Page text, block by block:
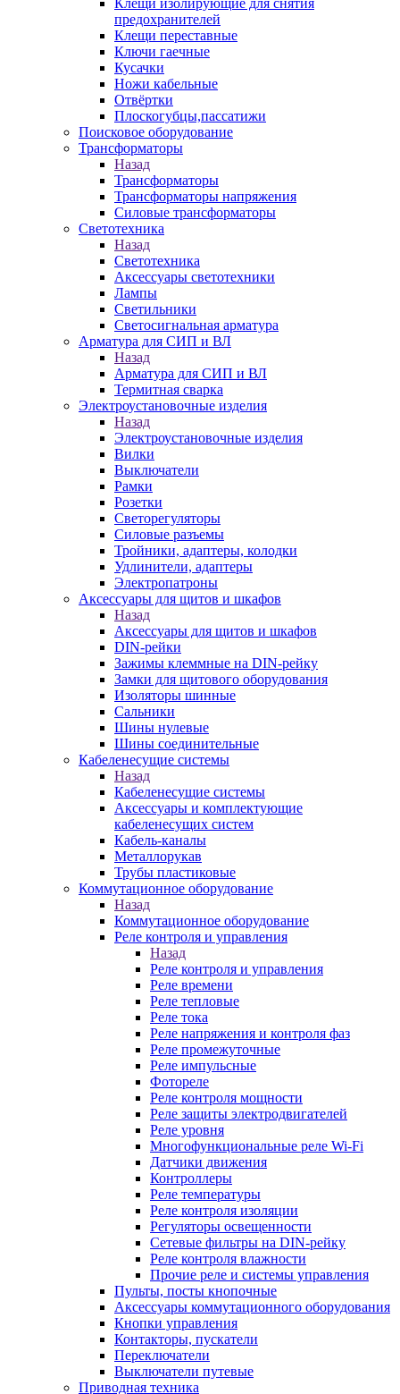
Клещи изолирующие для снятия
предохранителей
Клещи переставные
Ключи гаечные
Кусачки
Ножи кабельные
Отвёртки
Плоскогубцы,пассатижи
Поисковое оборудование
Трансформаторы
Назад
Трансформаторы
Трансформаторы напряжения
Силовые трансформаторы
Светотехника
Назад
Светотехника
Аксессуары светотехники
Лампы
Светильники
Светосигнальная арматура
Арматура для СИП и ВЛ
Назад
Арматура для СИП и ВЛ
Термитная сварка
Электроустановочные изделия
Назад
Электроустановочные изделия
Вилки
Выключатели
Рамки
Розетки
Светорегуляторы
Силовые разъемы
Тройники, адаптеры, колодки
Удлинители, адаптеры
Электропатроны
Аксессуары для щитов и шкафов
Назад
Аксессуары для щитов и шкафов
DIN-рейки
Зажимы клеммные на DIN-рейку
Замки для щитового оборудования
Изоляторы шинные
Сальники
Шины нулевые
Шины соединительные
Кабеленесущие системы
Назад
Кабеленесущие системы
Аксессуары и комплектующие
кабеленесущих систем
Кабель-каналы
Металлорукав
Трубы пластиковые
Коммутационное оборудование
Назад
Коммутационное оборудование
Реле контроля и управления
Назад
Реле контроля и управления
Реле времени
Реле тепловые
Реле тока
Реле напряжения и контроля фаз
Реле промежуточные
Реле импульсные
Фотореле
Реле контроля мощности
Реле защиты электродвигателей
Реле уровня
Многофункциональные реле Wi-Fi
Датчики движения
Контроллеры
Реле температуры
Реле контроля изоляции
Регуляторы освещенности
Сетевые фильтры на DIN-рейку
Реле контроля влажности
Прочие реле и системы управления
Пульты, посты кнопочные
Аксессуары коммутационного оборудования
Кнопки управления
Контакторы, пускатели
Переключатели
Выключатели путевые
Приводная техника